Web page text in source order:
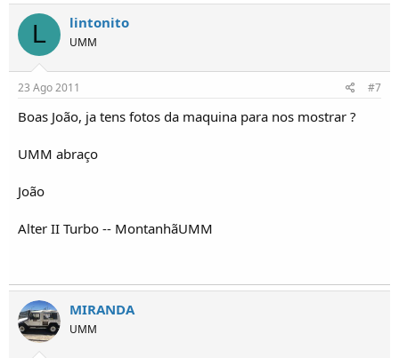
L lintonito
UMM
23 Ago 2011 #7
Boas João, ja tens fotos da maquina para nos mostrar ?
UMM abraço
João
Alter II Turbo -- MontanhãUMM
MIRANDA
UMM